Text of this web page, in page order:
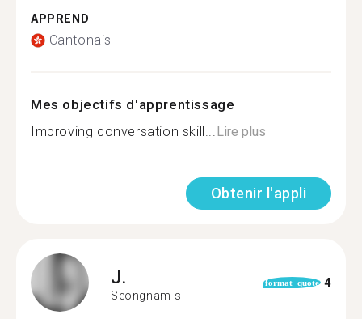
APPREND
Cantonais
Mes objectifs d'apprentissage
Improving conversation skill...Lire plus
Obtenir l'appli
J.
Seongnam-si
format_quote 4